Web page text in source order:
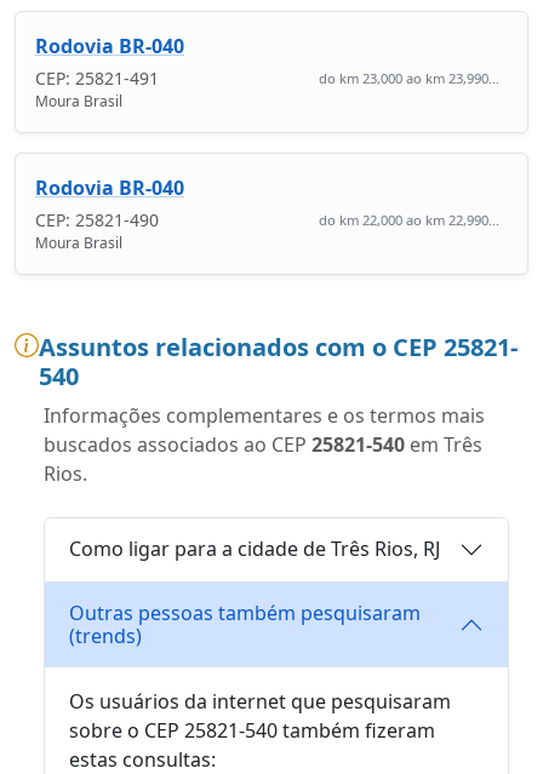
Rodovia BR-040
CEP: 25821-491 do km 23,000 ao km 23,990...
Moura Brasil
Rodovia BR-040
CEP: 25821-490 do km 22,000 ao km 22,990...
Moura Brasil
Assuntos relacionados com o CEP 25821-
540
Informações complementares e os termos mais
buscados associados ao CEP 25821-540 em Três
Rios.
Como ligar para a cidade de Três Rios, RJ
Outras pessoas também pesquisaram
(trends)
Os usuários da internet que pesquisaram
sobre o CEP 25821-540 também fizeram
estas consultas: